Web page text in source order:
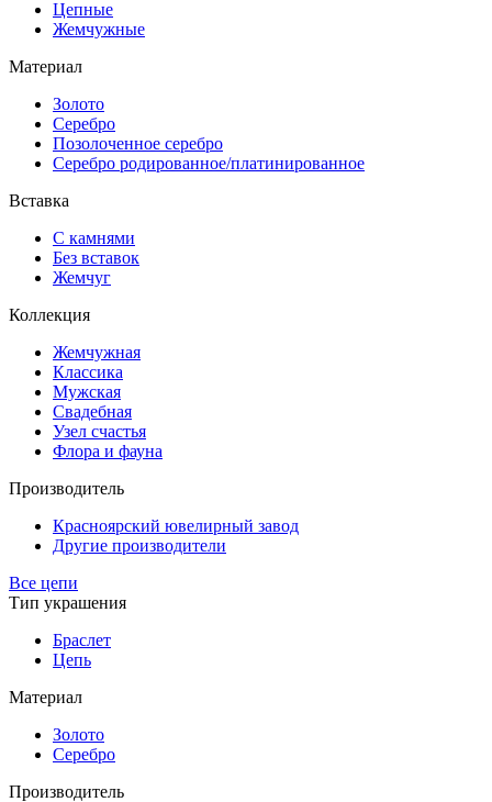
Цепные
Жемчужные
Материал
Золото
Серебро
Позолоченное серебро
Серебро родированное/платинированное
Вставка
С камнями
Без вставок
Жемчуг
Коллекция
Жемчужная
Классика
Мужская
Свадебная
Узел счастья
Флора и фауна
Производитель
Красноярский ювелирный завод
Другие производители
Все цепи
Тип украшения
Браслет
Цепь
Материал
Золото
Серебро
Производитель